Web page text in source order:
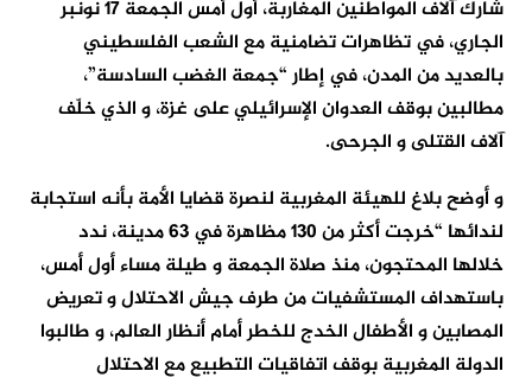
شارك آلاف المواطنين المغاربة، أول أمس الجمعة 17 نونبر
الجاري، في تظاهرات تضامنية مع الشعب الفلسطيني
بالعديد من المدن، في إطار “جمعة الغضب السادسة”،
مطالبين بوقف العدوان الإسرائيلي على غزة، و الذي خلّف
آلاف القتلى و الجرحى.
و أوضح بلاغ للهيئة المغربية لنصرة قضايا الأمة بأنه استجابة
لندائها “خرجت أكثر من 130 مظاهرة في 63 مدينة، ندد
خلالها المحتجون، منذ صلاة الجمعة و طيلة مساء أول أمس،
باستهداف المستشفيات من طرف جيش الاحتلال و تعريض
المصابين و الأطفال الخدج للخطر أمام أنظار العالم، و طالبوا
الدولة المغربية بوقف اتفاقيات التطبيع مع الاحتلال